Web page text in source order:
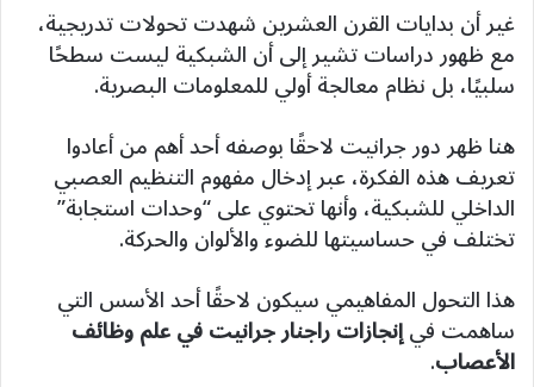
غير أن بدايات القرن العشرين شهدت تحولات تدريجية،
مع ظهور دراسات تشير إلى أن الشبكية ليست سطحًا
سلبيًا، بل نظام معالجة أولي للمعلومات البصرية.
هنا ظهر دور جرانيت لاحقًا بوصفه أحد أهم من أعادوا
تعريف هذه الفكرة، عبر إدخال مفهوم التنظيم العصبي
الداخلي للشبكية، وأنها تحتوي على “وحدات استجابة”
تختلف في حساسيتها للضوء والألوان والحركة.
هذا التحول المفاهيمي سيكون لاحقًا أحد الأسس التي
ساهمت فيإنجازات راجنار جرانيت في علم وظائف
الأعصاب.